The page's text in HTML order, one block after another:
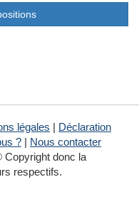
légales | Déclaration
? | Nous contacter
Copyright donc la
respectifs.